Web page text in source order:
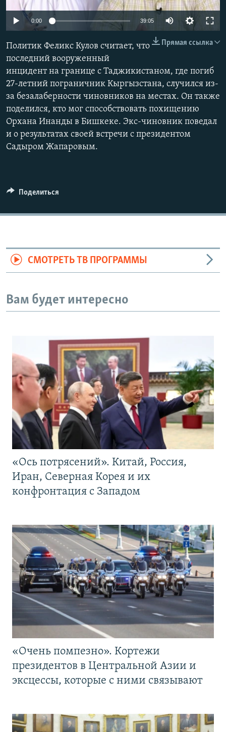
240p 480p
0:00 39:05
480p
720p
1080p
Прямая ссылка
Политик Феликс Кулов считает, что
последний вооруженный
инцидент на границе с Таджикистаном, где погиб
27-летний пограничник Кыргызстана, случился из-
за безалаберности чиновников на местах. Он также
поделился, кто мог способствовать похищению
Орхана Инанды в Бишкеке. Экс-чиновник поведал
и о результатах своей встречи с президентом
Садыром Жапаровым.
Поделиться
СМОТРЕТЬ ТВ ПРОГРАММЫ
Вам будет интересно
«Ось потрясений». Китай, Россия,
Иран, Северная Корея и их
конфронтация с Западом
«Очень помпезно». Кортежи
президентов в Центральной Азии и
эксцессы, которые с ними связывают